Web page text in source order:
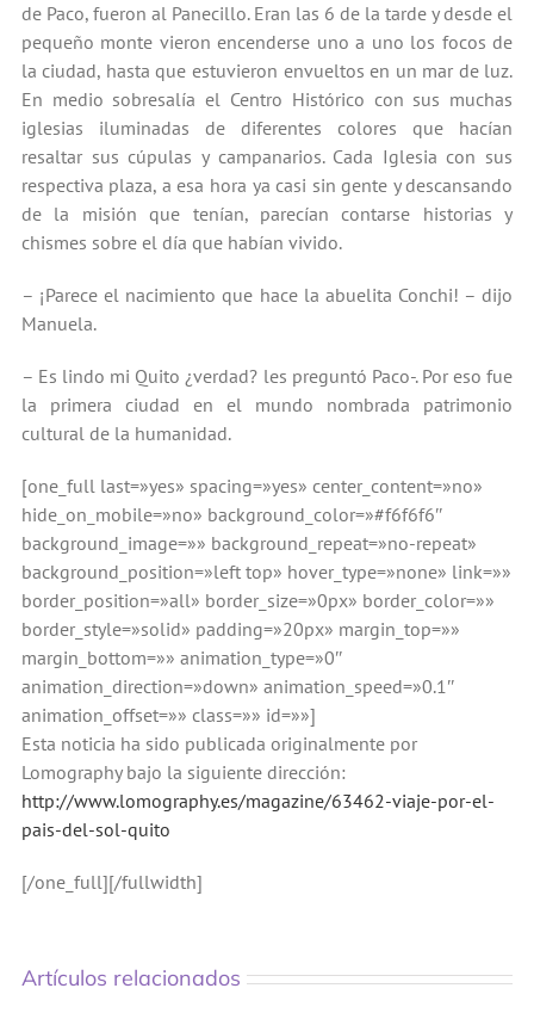
de Paco, fueron al Panecillo. Eran las 6 de la tarde y desde el
pequeño monte vieron encenderse uno a uno los focos de
la ciudad, hasta que estuvieron envueltos en un mar de luz.
En medio sobresalía el Centro Histórico con sus muchas
iglesias iluminadas de diferentes colores que hacían
resaltar sus cúpulas y campanarios. Cada Iglesia con sus
respectiva plaza, a esa hora ya casi sin gente y descansando
de la misión que tenían, parecían contarse historias y
chismes sobre el día que habían vivido.
– ¡Parece el nacimiento que hace la abuelita Conchi! – dijo
Manuela.
– Es lindo mi Quito ¿verdad? les preguntó Paco-. Por eso fue
la primera ciudad en el mundo nombrada patrimonio
cultural de la humanidad.
[one_full last=»yes» spacing=»yes» center_content=»no»
hide_on_mobile=»no» background_color=»#f6f6f6″
background_image=»» background_repeat=»no-repeat»
background_position=»left top» hover_type=»none» link=»»
border_position=»all» border_size=»0px» border_color=»»
border_style=»solid» padding=»20px» margin_top=»»
margin_bottom=»» animation_type=»0″
animation_direction=»down» animation_speed=»0.1″
animation_offset=»» class=»» id=»»]
Esta noticia ha sido publicada originalmente por
Lomography bajo la siguiente dirección:
http://www.lomography.es/magazine/63462-viaje-por-el-
pais-del-sol-quito
[/one_full][/fullwidth]
Artículos relacionados